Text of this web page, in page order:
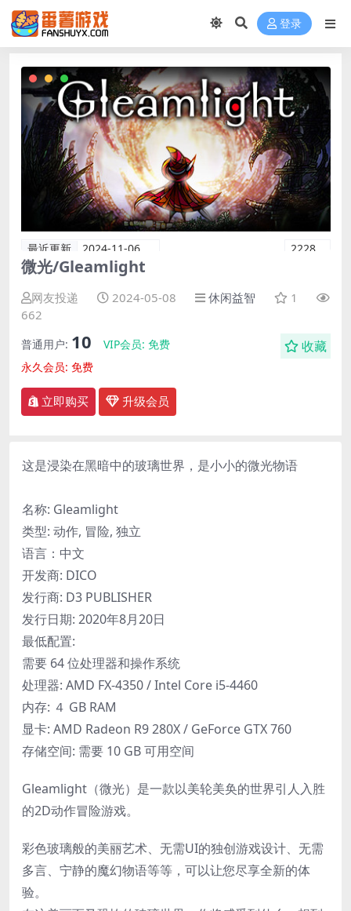
登录
最近更新 2024-11-06 2228
微光/Gleamlight
网友投递 2024-05-08 休闲益智
1
662
普通用户: 10 VIP会员: 免费
永久会员: 免费
收藏
立即购买 升级会员
这是浸染在黑暗中的玻璃世界，是小小的微光物语
名称: Gleamlight
类型: 动作, 冒险, 独立
语言：中文
开发商: DICO
发行商: D3 PUBLISHER
发行日期: 2020年8月20日
最低配置:
需要 64 位处理器和操作系统
处理器: AMD FX-4350 / Intel Core i5-4460
内存: ４ GB RAM
显卡: AMD Radeon R9 280X / GeForce GTX 760
存储空间: 需要 10 GB 可用空间
Gleamlight（微光）是一款以美轮美奂的世界引人入胜
的2D动作冒险游戏。
彩色玻璃般的美丽艺术、无需UI的独创游戏设计、无需
多言、宁静的魔幻物语等等，可以让您尽享全新的体
验。